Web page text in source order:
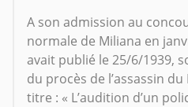
A son admission au
normale de Miliana en
avait publié le 25/6/1939,
du procès de l’assassin
titre : « L’audition d’un